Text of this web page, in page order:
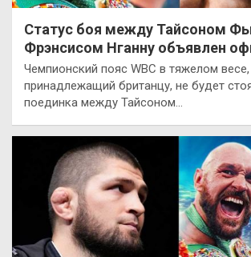
Статус боя между Тайсоном
Фрэнсисом Нганну объявлен
Чемпионский пояс WBC в тяжелом весе,
принадлежащий британцу, не будет
поединка между Тайсоном…